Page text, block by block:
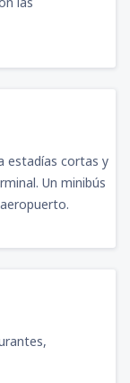
estadías cortas y
Un minibús